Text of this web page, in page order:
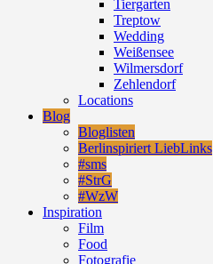
Tiergarten
Treptow
Wedding
Weißensee
Wilmersdorf
Zehlendorf
Locations
Blog
Bloglisten
Berlinspiriert LiebLinks
#sms
#StrG
#WzW
Inspiration
Film
Food
Fotografie